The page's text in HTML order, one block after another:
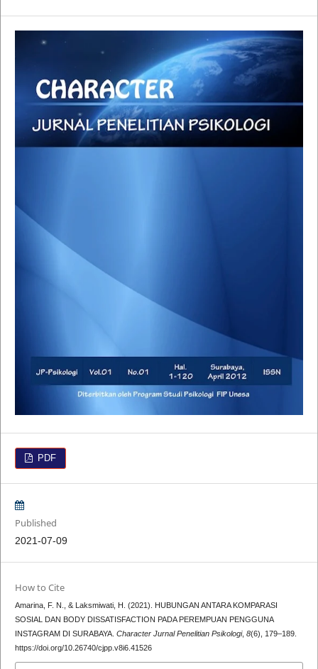
PDF
Published
2021-07-09
How to Cite
Amarina, F. N., & Laksmiwati, H. (2021). HUBUNGAN ANTARA KOMPARASI
SOSIAL DAN BODY DISSATISFACTION PADA PEREMPUAN PENGGUNA
INSTAGRAM DI SURABAYA. Character Jurnal Penelitian Psikologi, 8(6), 179–189.
https://doi.org/10.26740/cjpp.v8i6.41526